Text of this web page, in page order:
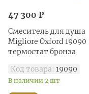
47 300 ₽
Смеситель для душа
Migliore Oxford 19090
термостат бронза
Код товара: 19090
В наличии 2 шт